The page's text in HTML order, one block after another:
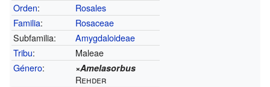
Orden:
Rosales
Familia:
Rosaceae
Subfamilia:
Amygdaloideae
Tribu:
Maleae
Género: ×Amelasorbus
Rehder